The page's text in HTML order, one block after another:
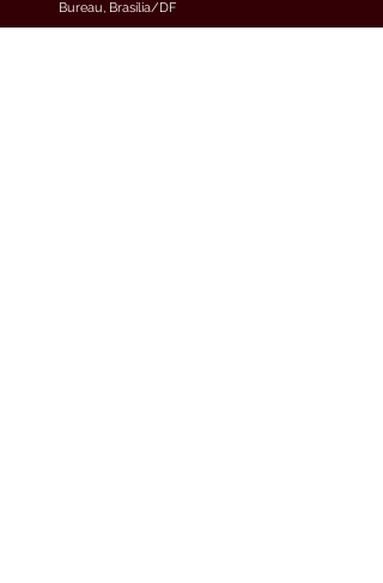
Bureau, Brasília/DF